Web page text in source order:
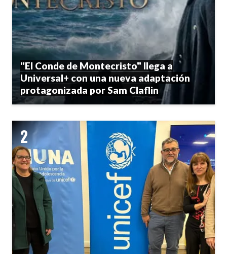
"El Conde de Montecristo" llega a
Universal+ con una nueva adaptación
protagonizada por Sam Claflin